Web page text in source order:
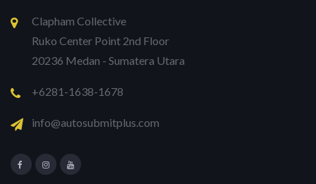
Clapham Collective
Ruko Center Point 2nd Floor
20236 Medan - Sumatera Utara
+6281-1638-1678
info@autosubmitplus.com